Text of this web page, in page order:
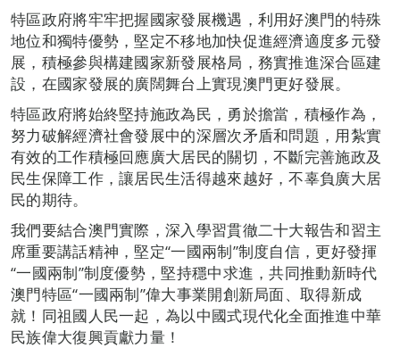
特區政府將牢牢把握國家發展機遇，利用好澳門的特殊
地位和獨特優勢，堅定不移地加快促進經濟適度多元發
展，積極參與構建國家新發展格局，務實推進深合區建
設，在國家發展的廣闊舞台上實現澳門更好發展。
特區政府將始終堅持施政為民，勇於擔當，積極作為，
努力破解經濟社會發展中的深層次矛盾和問題，用紮實
有效的工作積極回應廣大居民的關切，不斷完善施政及
民生保障工作，讓居民生活得越來越好，不辜負廣大居
民的期待。
我們要結合澳門實際，深入學習貫徹二十大報告和習主
席重要講話精神，堅定“一國兩制”制度自信，更好發揮
“一國兩制”制度優勢，堅持穩中求進，共同推動新時代
澳門特區“一國兩制”偉大事業開創新局面、取得新成
就！同祖國人民一起，為以中國式現代化全面推進中華
民族偉大復興貢獻力量！